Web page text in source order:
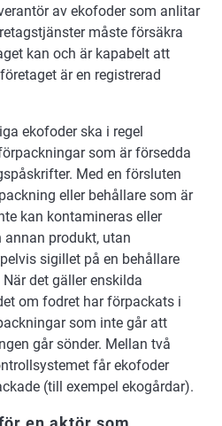
av ekofoder som anlitar
måste försäkra
kan och är kapabelt att
är en registrerad
ekofoder ska i regel
som är försedda
Med en försluten
eller behållare som är
kan kontamineras eller
produkt, utan
sigillet på en behållare
det gäller enskilda
om fodret har förpackats i
som inte går att
går sönder. Mellan två
får ekofoder
(till exempel ekogårdar).